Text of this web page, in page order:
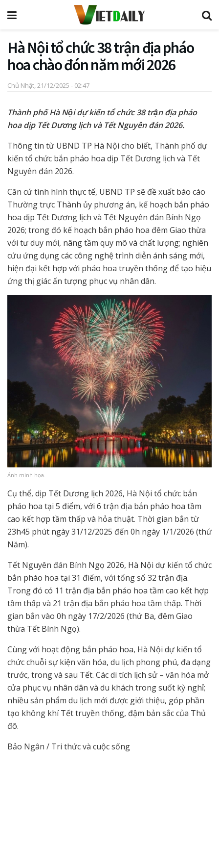
Hà Nội tổ chức 38 trận địa pháo
hoa chào đón năm mới 2026
Chủ Nhật, 21/12/2025 - 02:47
Thành phố Hà Nội dự kiến tổ chức 38 trận địa pháo
hoa dịp Tết Dương lịch và Tết Nguyên đán 2026.
Thông tin từ UBND TP Hà Nội cho biết, Thành phố dự
kiến tổ chức bắn pháo hoa dịp Tết Dương lịch và Tết
Nguyên đán 2026.
Căn cứ tình hình thực tế, UBND TP sẽ đề xuất báo cáo
Thường trực Thành ủy phương án, kế hoạch bắn pháo
hoa dịp Tết Dương lịch và Tết Nguyên đán Bính Ngọ
2026; trong đó kế hoạch bắn pháo hoa đêm Giao thừa
với tư duy mới, nâng tầm quy mô và chất lượng; nghiên
cứu ứng dụng các công nghệ trình diễn ánh sáng mới,
hiện đại kết hợp với pháo hoa truyền thống để tạo hiệu
ứng thị giác ấn tượng phục vụ nhân dân.
Ảnh minh họa.
Cụ thể, dịp Tết Dương lịch 2026, Hà Nội tổ chức bắn
pháo hoa tại 5 điểm, với 6 trận địa bắn pháo hoa tầm
cao kết hợp tầm thấp và hỏa thuật. Thời gian bắn từ
23h45 phút ngày 31/12/2025 đến 0h ngày 1/1/2026 (thứ
Năm).
Tết Nguyên đán Bính Ngọ 2026, Hà Nội dự kiến tổ chức
bắn pháo hoa tại 31 điểm, với tổng số 32 trận địa.
Trong đó có 11 trận địa bắn pháo hoa tầm cao kết hợp
tầm thấp và 21 trận địa bắn pháo hoa tầm thấp. Thời
gian bắn vào 0h ngày 17/2/2026 (thứ Ba, đêm Giao
thừa Tết Bính Ngọ).
Cùng với hoạt động bắn pháo hoa, Hà Nội dự kiến tổ
chức chuỗi sự kiện văn hóa, du lịch phong phú, đa dạng
trước, trong và sau Tết. Các di tích lịch sử – văn hóa mở
cửa phục vụ nhân dân và du khách trong suốt kỳ nghỉ;
nhiều sản phẩm du lịch mới được giới thiệu, góp phần
tạo không khí Tết truyền thống, đậm bản sắc của Thủ
đô.
Bảo Ngân / Tri thức và cuộc sống